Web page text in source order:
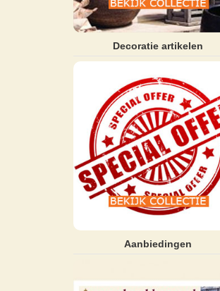
Decoratie artikelen
Aanbiedingen